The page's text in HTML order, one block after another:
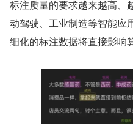
标注质量的要求越来越高、
动驾驶、工业制造等智能应
细化的标注数据将直接影响